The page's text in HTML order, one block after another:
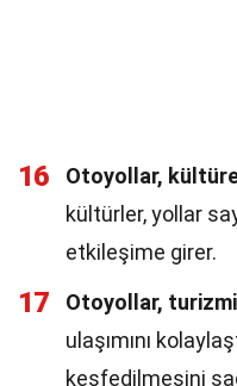
16 Otoyollar,
kültürler, yollar
etkileşime girer.
17 Otoyollar, turizmi
ulaşımını
keşfedilmesini